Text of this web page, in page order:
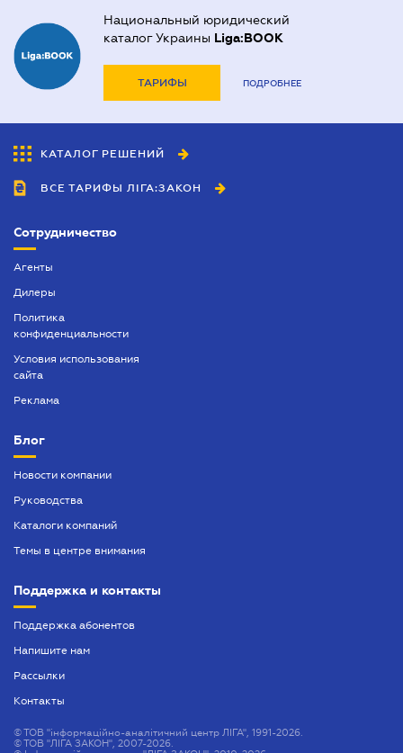
Национальный юридический
каталог Украины Liga:BOOK
ТАРИФЫ ПОДРОБНЕЕ
КАТАЛОГ РЕШЕНИЙ
ВСЕ ТАРИФЫ ЛІГА:ЗАКОН
Сотрудничество
Агенты
Дилеры
Политика
конфиденциальности
Условия использования
сайта
Реклама
Блог
Новости компании
Руководства
Каталоги компаний
Темы в центре внимания
Поддержка и контакты
Поддержка абонентов
Напишите нам
Рассылки
Контакты
©ТОВ "інформаційно-аналітичний центр ЛІГА", 1991-2026.
©ТОВ "ЛІГА ЗАКОН", 2007-2026.